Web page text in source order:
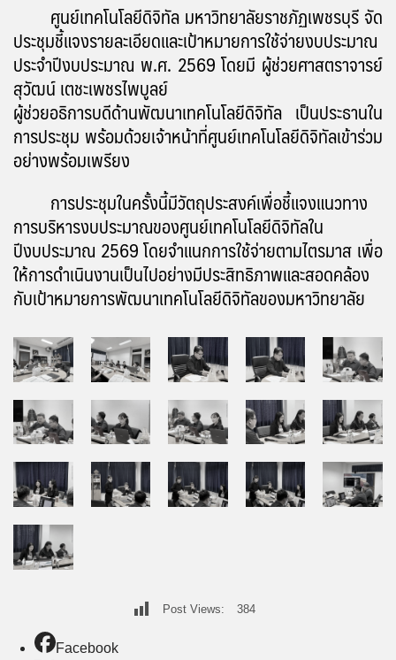
ศูนย์เทคโนโลยีดิจิทัล มหาวิทยาลัยราชภัฏเพชรบุรี จัด
ประชุมชี้แจงรายละเอียดและเป้าหมายการใช้จ่ายงบประมาณ
ประจำปีงบประมาณ พ.ศ. 2569 โดยมี ผู้ช่วยศาสตราจารย์
สุวัฒน์ เตชะเพชรไพบูลย์
ผู้ช่วยอธิการบดีด้านพัฒนาเทคโนโลยีดิจิทัล เป็นประธานใน
การประชุม พร้อมด้วยเจ้าหน้าที่ศูนย์เทคโนโลยีดิจิทัลเข้าร่วม
อย่างพร้อมเพรียง
การประชุมในครั้งนี้มีวัตถุประสงค์เพื่อชี้แจงแนวทาง
การบริหารงบประมาณของศูนย์เทคโนโลยีดิจิทัลใน
ปีงบประมาณ 2569 โดยจำแนกการใช้จ่ายตามไตรมาส เพื่อ
ให้การดำเนินงานเป็นไปอย่างมีประสิทธิภาพและสอดคล้อง
กับเป้าหมายการพัฒนาเทคโนโลยีดิจิทัลของมหาวิทยาลัย
Post Views: 384
Facebook